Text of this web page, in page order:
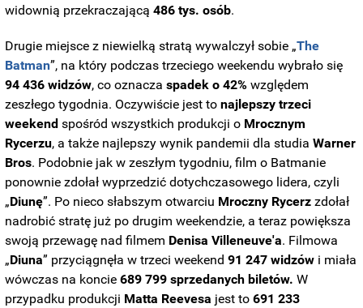
widownią przekraczającą486 tys. osób.
Drugie miejsce z niewielką stratą wywalczył sobie „The
Batman”, na który podczas trzeciego weekendu wybrało się
94 436 widzów, co oznaczaspadek o 42% względem
zeszłego tygodnia. Oczywiście jest tonajlepszy trzeci
weekend spośród wszystkich produkcji o Mrocznym
Rycerzu, a także najlepszy wynik pandemii dla studiaWarner
Bros. Podobnie jak w zeszłym tygodniu, film o Batmanie
ponownie zdołał wyprzedzić dotychczasowego lidera, czyli
„Diunę”. Po nieco słabszym otwarciu Mroczny Rycerz zdołał
nadrobić stratę już po drugim weekendzie, a teraz powiększa
swoją przewagę nad filmem Denisa Villeneuve'a. Filmowa
„Diuna” przyciągnęła w trzeci weekend 91 247 widzów i miała
wówczas na koncie689 799 sprzedanych biletów. W
przypadku produkcji Matta Reevesa jest to691 233